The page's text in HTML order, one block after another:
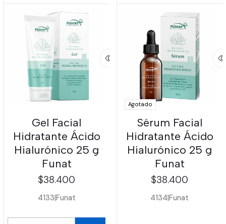
Gel Facial
Hidratante Ácido
Hialurónico 25 g
Funat
$38.400
4133|Funat
Agotado
Sérum Facial
Hidratante Ácido
Hialurónico 25 g
Funat
$38.400
4134|Funat